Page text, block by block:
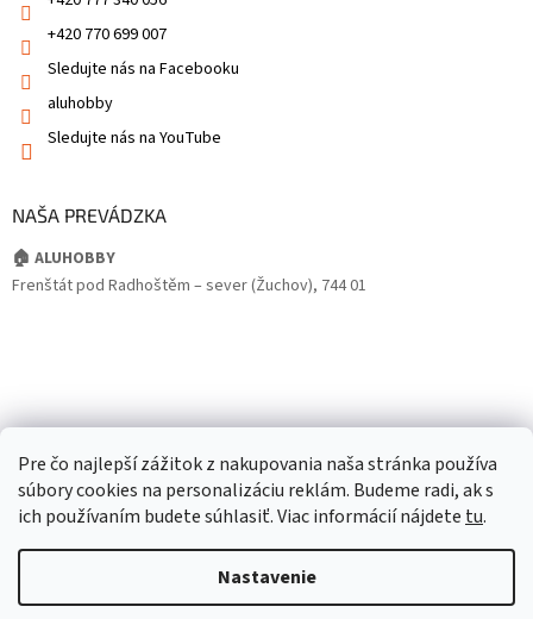
Pre čo najlepší zážitok z nakupovania naša stránka používa
súbory cookies na personalizáciu reklám. Budeme radi, ak s
ich používaním budete súhlasiť. Viac informácií nájdete tu.
Nastavenie
+420 770 699 007
Sledujte nás na Facebooku
aluhobby
Sledujte nás na YouTube
NAŠA PREVÁDZKA
🏠 ALUHOBBY
Frenštát pod Radhoštěm – sever (Žuchov), 744 01